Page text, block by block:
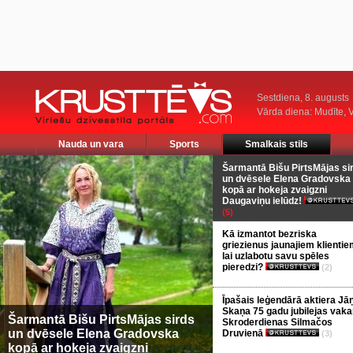
Sestdiena, 8. augusts
Vārda diena: Mudīte,
Nauda un vara Sports Smalkais stils
Šarmantā Bišu PirtsMājas sirds
un dvēsele Elena Gradovska
kopā ar hokeja zvaigzni
Šarmantā Bišu PirtsMājas
un dvēsele Elena Gradovska
kopā ar hokeja zvaigzni
Daugaviņu ielūdz!
(5)
Kā izmantot bezriska
griezienus jaunajiem
lai uzlabotu savu spēles
pieredzi?
(2)
Īpašais leģendārā aktiera
Skaņa 75 gadu jubilejas
Skroderdienas Silmačos
Druvienā
(3)